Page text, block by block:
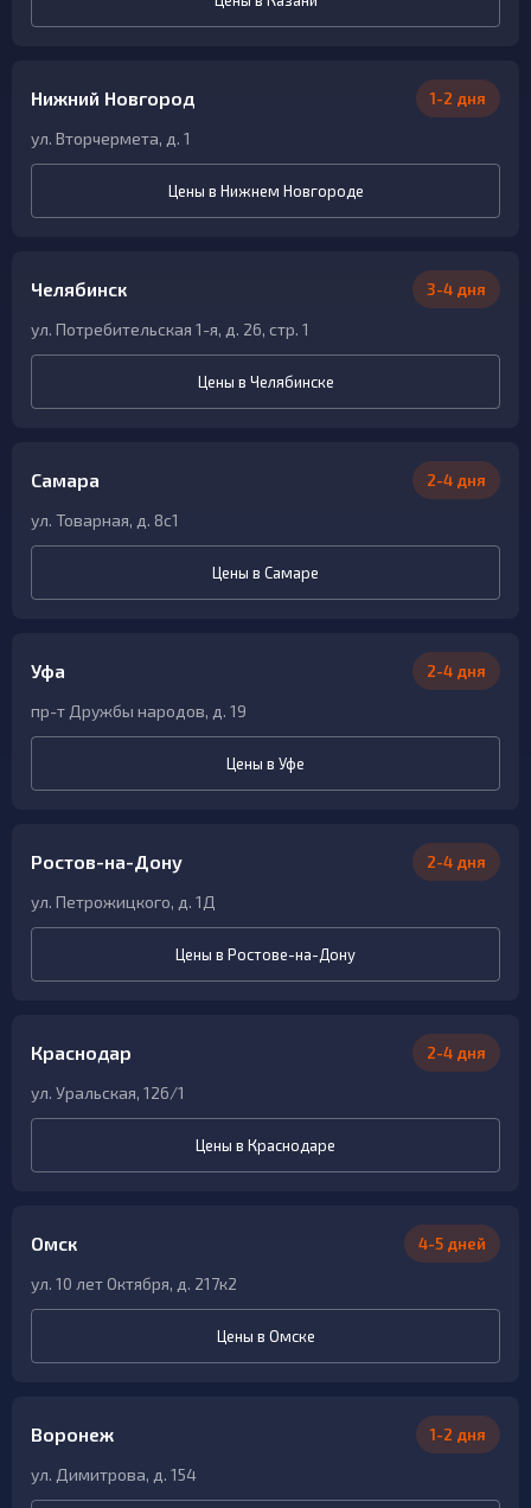
Нижний Новгород 1-2 дня
ул. Вторчермета, д. 1
Цены в Нижнем Новгороде
Челябинск 3-4 дня
ул. Потребительская 1-я, д. 26, стр. 1
Цены в Челябинске
Самара 2-4 дня
ул. Товарная, д. 8с1
Цены в Самаре
Уфа 2-4 дня
пр-т Дружбы народов, д. 19
Цены в Уфе
Ростов-на-Дону 2-4 дня
ул. Петрожицкого, д. 1Д
Цены в Ростове-на-Дону
Краснодар 2-4 дня
ул. Уральская, 126/1
Цены в Краснодаре
Омск 4-5 дней
ул. 10 лет Октября, д. 217к2
Цены в Омске
Воронеж 1-2 дня
ул. Димитрова, д. 154